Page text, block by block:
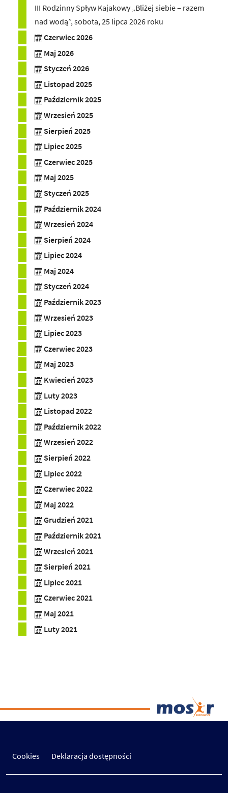
III Rodzinny Spływ Kajakowy „Bliżej siebie – razem
nad wodą”, sobota, 25 lipca 2026 roku
Czerwiec 2026
Maj 2026
Styczeń 2026
Listopad 2025
Październik 2025
Wrzesień 2025
Sierpień 2025
Lipiec 2025
Czerwiec 2025
Maj 2025
Styczeń 2025
Październik 2024
Wrzesień 2024
Sierpień 2024
Lipiec 2024
Maj 2024
Styczeń 2024
Październik 2023
Wrzesień 2023
Lipiec 2023
Czerwiec 2023
Maj 2023
Kwiecień 2023
Luty 2023
Listopad 2022
Październik 2022
Wrzesień 2022
Sierpień 2022
Lipiec 2022
Czerwiec 2022
Maj 2022
Grudzień 2021
Październik 2021
Wrzesień 2021
Sierpień 2021
Lipiec 2021
Czerwiec 2021
Maj 2021
Luty 2021
Cookies Deklaracja dostępności